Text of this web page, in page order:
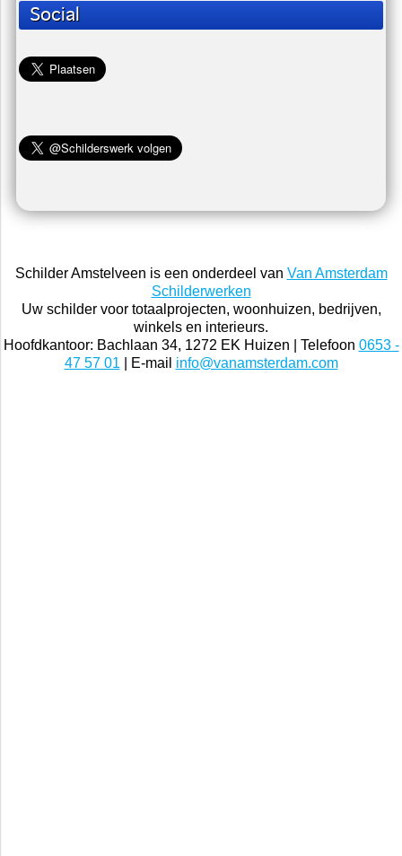
Social
Schilder Amstelveen is een onderdeel van Van Amsterdam
Schilderwerken
Uw schilder voor totaalprojecten, woonhuizen, bedrijven,
winkels en interieurs.
Hoofdkantoor: Bachlaan 34, 1272 EK Huizen | Telefoon 0653 -
47 57 01| E-mail info@vanamsterdam.com